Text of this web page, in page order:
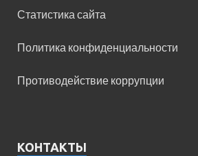
Статистика сайта
Политика конфиденциальности
Противодействие коррупции
КОНТАКТЫ